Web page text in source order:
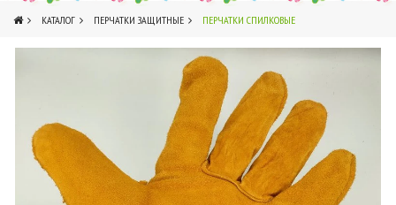
КАТАЛОГ ПЕРЧАТКИ ЗАЩИТНЫЕ ПЕРЧАТКИ СПИЛКОВЫЕ